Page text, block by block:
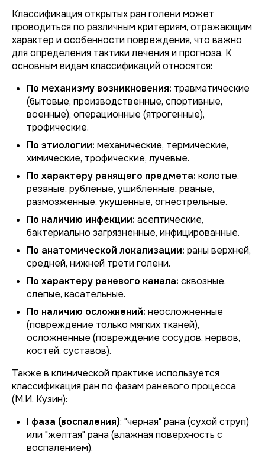
Классификация открытых ран голени может
проводиться по различным критериям, отражающим
характер и особенности повреждения, что важно
для определения тактики лечения и прогноза. К
основным видам классификаций относятся:
По механизму возникновения: травматические
(бытовые, производственные, спортивные,
военные), операционные (ятрогенные),
трофические.
По этиологии: механические, термические,
химические, трофические, лучевые.
По характеру ранящего предмета: колотые,
резаные, рубленые, ушибленные, рваные,
размозженные, укушенные, огнестрельные.
По наличию инфекции: асептические,
бактериально загрязненные, инфицированные.
По анатомической локализации: раны верхней,
средней, нижней трети голени.
По характеру раневого канала: сквозные,
слепые, касательные.
По наличию осложнений: неосложненные
(повреждение только мягких тканей),
осложненные (повреждение сосудов, нервов,
костей, суставов).
Также в клинической практике используется
классификация ран по фазам раневого процесса
(М.И. Кузин):
I фаза (воспаления): "черная" рана (сухой струп)
или "желтая" рана (влажная поверхность с
воспалением).